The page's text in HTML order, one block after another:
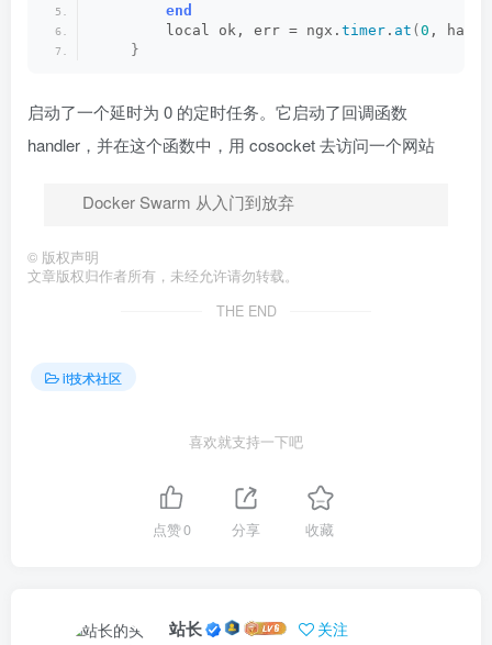
end
        local ok, err = ngx.
timer . at ( 0 ,
}
启动了一个延时为 0 的定时任务。它启动了回调函数
handler，并在这个函数中，用 cosocket 去访问一个网站
Docker Swarm 从入门到放弃
© 版权声明
文章版权归作者所有，未经允许请勿转载。
THE END
it技术社区
喜欢就支持一下吧
点赞0 分享 收藏
站长 关注